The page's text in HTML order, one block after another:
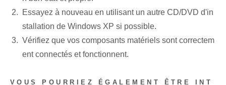
Essayez à nouveau en utilisant un autre CD/DVD d'in
stallation de Windows XP si possible.
Vérifiez que vos composants matériels sont correctem
ent connectés et fonctionnent.
VOUS POURRIEZ ÉGALEMENT ÊTRE INT